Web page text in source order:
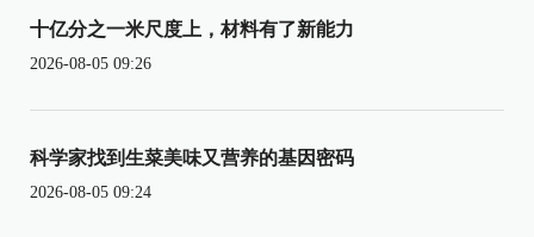
十亿分之一米尺度上，材料有了新能力
2026-08-05 09:26
科学家找到生菜美味又营养的基因密码
2026-08-05 09:24